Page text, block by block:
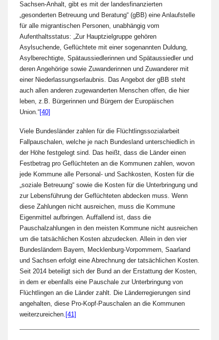
Sachsen-Anhalt, gibt es mit der landesfinanzierten
„gesonderten Betreuung und Beratung“ (gBB) eine Anlaufstelle
für alle migrantischen Personen, unabhängig vom
Aufenthaltsstatus: „Zur Hauptzielgruppe gehören
Asylsuchende, Geflüchtete mit einer sogenannten Duldung,
Asylberechtigte, Spätaussiedlerinnen und Spätaussiedler und
deren Angehörige sowie Zuwanderinnen und Zuwanderer mit
einer Niederlassungserlaubnis. Das Angebot der gBB steht
auch allen anderen zugewanderten Menschen offen, die hier
leben, z.B. Bürgerinnen und Bürgern der Europäischen
Union.“[40]
Viele Bundesländer zahlen für die Flüchtlingssozialarbeit
Fallpauschalen, welche je nach Bundesland unterschiedlich in
der Höhe festgelegt sind. Das heißt, dass die Länder einen
Festbetrag pro Geflüchteten an die Kommunen zahlen, wovon
jede Kommune alle Personal- und Sachkosten, Kosten für die
„soziale Betreuung“ sowie die Kosten für die Unterbringung und
zur Lebensführung der Geflüchteten abdecken muss. Wenn
diese Zahlungen nicht ausreichen, muss die Kommune
Eigenmittel aufbringen. Auffallend ist, dass die
Pauschalzahlungen in den meisten Kommune nicht ausreichen
um die tatsächlichen Kosten abzudecken. Allein in den vier
Bundesländern Bayern, Mecklenburg-Vorpommern, Saarland
und Sachsen erfolgt eine Abrechnung der tatsächlichen Kosten.
Seit 2014 beteiligt sich der Bund an der Erstattung der Kosten,
in dem er ebenfalls eine Pauschale zur Unterbringung von
Flüchtlingen an die Länder zahlt. Die Länderregierungen sind
angehalten, diese Pro-Kopf-Pauschalen an die Kommunen
weiterzureichen. [41]